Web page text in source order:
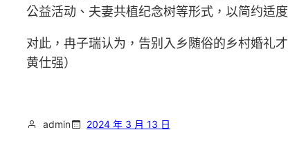
公益活动、夫妻共植纪念树等形式，以简约适
对此，冉子瑞认为，告别入乡随俗的乡村婚礼
黄仕强）
admin 2024 年 3 月 13 日